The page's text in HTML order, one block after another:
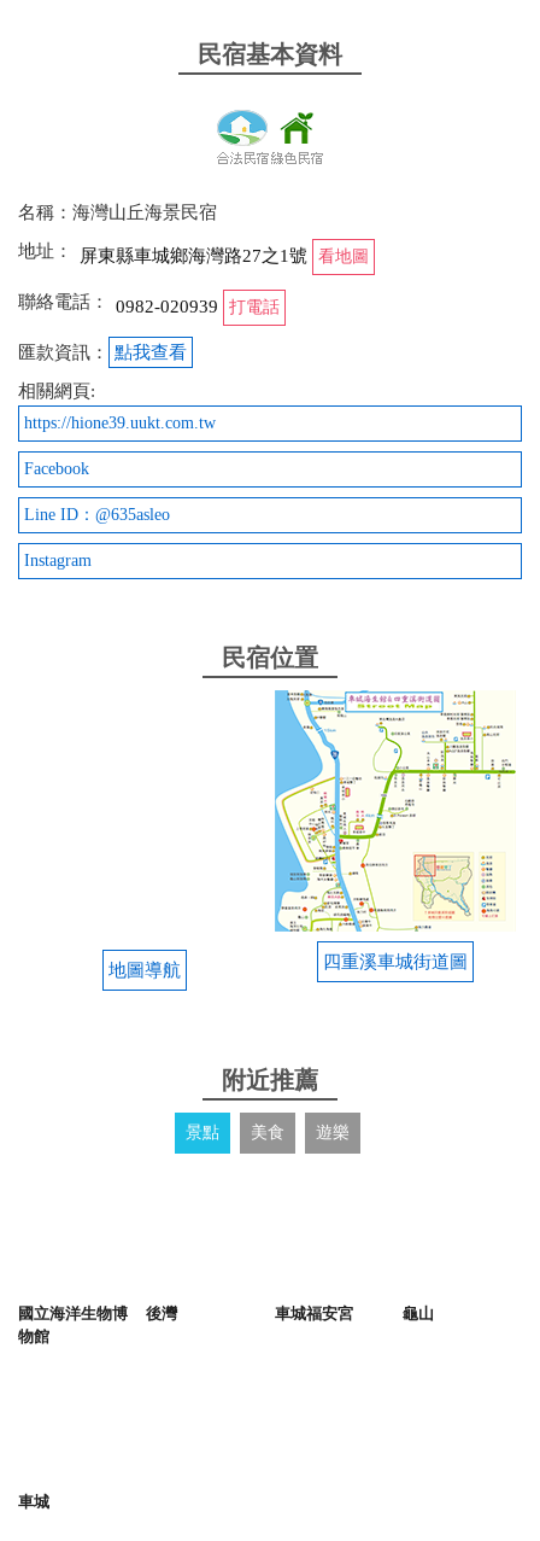
民宿基本資料
名稱：海灣山丘海景民宿
地址：
屏東縣車城鄉海灣路27之1號 看地圖
聯絡電話： 0982-020939 打電話
匯款資訊：
點我查看
相關網頁:
https://hione39.uukt.com.tw
Facebook
Line ID：@635asleo
Instagram
民宿位置
地圖導航 四重溪車城街道圖
附近推薦
景點 美食 遊樂
國立海洋生物博
物館
後灣 車城福安宮 龜山
車城